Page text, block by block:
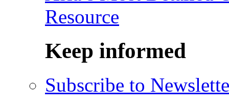
Resource
Keep informed
Subscribe to